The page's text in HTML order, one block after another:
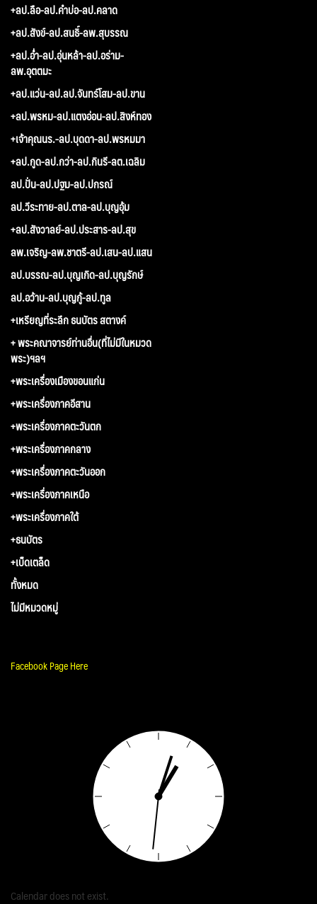
+ลป.ลือ-ลป.คำบ่อ-ลป.คลาด
+ลป.สังข์-ลป.สนธิ์-ลพ.สุบรรณ
+ลป.อ่ำ-ลป.อุ่นหล้า-ลป.อร่าม-
ลพ.อุตตมะ
+ลป.แว่น-ลป.ลป.จันทร์โสม-ลป.ขาน
+ลป.พรหม-ลป.แตงอ่อน-ลป.สิงห์ทอง
+เจ้าคุณนร.-ลป.บุดดา-ลป.พรหมมา
+ลป.กูด-ลป.กว่า-ลป.กินรี-ลต.เฉลิม
ลป.ปั่น-ลป.ปฐม-ลป.ปกรณ์
ลป.วีระทาย-ลป.ตาล-ลป.บุญอุ้ม
+ลป.สังวาลย์-ลป.ประสาร-ลป.สุข
ลพ.เจริญ-ลพ.ชาตรี-ลป.เสน-ลป.แสน
ลป.บรรณ-ลป.บุญเกิด-ลป.บุญรักษ์
ลป.อว้าน-ลป.บุญกู้-ลป.ทูล
+เหรียญที่ระลึก ธนบัตร สตางค์
+ พระคณาจารย์ท่านอื่น(ที่ไม่มีในหมวด
พระ)ฯลฯ
+พระเครื่องเมืองขอนแก่น
+พระเครื่องภาคอีสาน
+พระเครื่องภาคตะวันตก
+พระเครื่องภาคกลาง
+พระเครื่องภาคตะวันออก
+พระเครื่องภาคเหนือ
+พระเครื่องภาคใต้
+ธนบัตร
+เบ็ดเตล็ด
ทั้งหมด
ไม่มีหมวดหมู่
Facebook Page Here
Calendar does not exist.